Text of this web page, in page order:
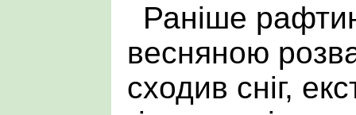
Раніше
весняною
сходив сніг,